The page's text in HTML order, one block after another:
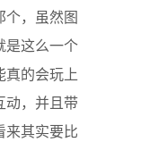
个，虽然图
是这么一个
真的会玩上
动，并且带
来其实要比